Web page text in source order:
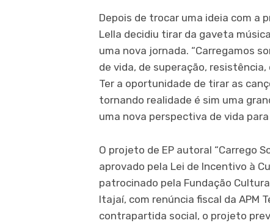
Depois de trocar uma ideia com a
Lella decidiu tirar da gaveta
uma nova jornada. “Carregamos
de vida, de superação,
Ter a oportunidade de tirar as
tornando realidade é sim uma
uma nova perspectiva de vida para
O projeto de EP autoral “Carrego
aprovado pela Lei de Incentivo à
patrocinado pela Fundação
Itajaí, com renúncia fiscal da APM
contrapartida social, o projeto